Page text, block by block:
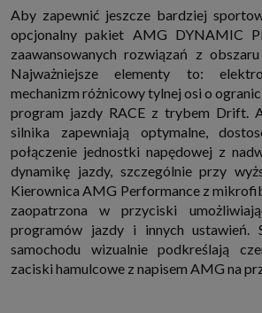
Aby zapewnić jeszcze bardziej
opcjonalny pakiet AMG DYNAMIC
zaawansowanych rozwiązań z
Najważniejsze elementy to:
mechanizm różnicowy tylnej osi o
program jazdy RACE z trybem Drift.
silnika zapewniają optymalne,
połączenie jednostki napędowej z
dynamikę jazdy, szczególnie przy
Kierownica AMG Performance z
zaopatrzona w przyciski
programów jazdy i innych ustawień.
samochodu wizualnie podkreślają
zaciski hamulcowe z napisem AMG na